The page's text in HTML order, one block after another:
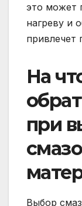
это может
нагреву и
привлечет
На
при
Выбор